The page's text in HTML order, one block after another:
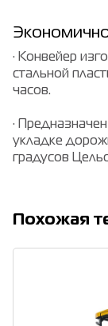
· Конвейер
стальной
часов.
·
укладке
градусов
Похожая